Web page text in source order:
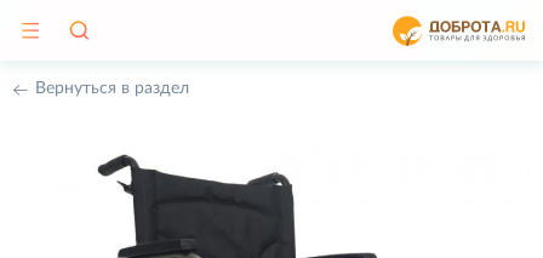
Вернуться в раздел